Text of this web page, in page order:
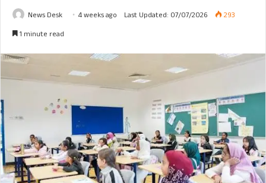
News Desk 4 weeks ago Last Updated: 07/07/2026
293
1 minute read